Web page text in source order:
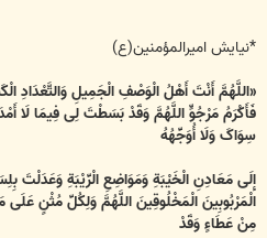
*نیایش امیرالمؤمنین(ع)
«اللَّهُمَّ أَنْتَ أَهْلُ الْوَصْفِ الْجَمِیلِ وَالتَّعْدَادِ
فَأَکْرَمُ مَرْجُوٍّ اللَّهُمَّ وَقَدْ بَسَطْتَ لِی فِیمَا لَا
سِوَاکَ وَلَا أُوَجِّهُهُ
إِلَى مَعَادِنِ الْخَیْبَةِ وَمَوَاضِعِ الْرِّیْبَةِ وَعَدَلْتَ
الْمَرْبُوبِینَ الْمَخْلُوقِینَ اللَّهُمَّ وَلِکُلِّ مُثْنٍ
مِنْ عَطَاءٍ وَقَدْ